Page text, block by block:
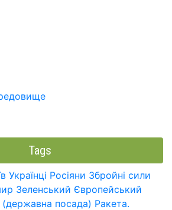
Tags
Українці Росіяни Збройні сили
Зеленський Європейський
посада) Ракета.